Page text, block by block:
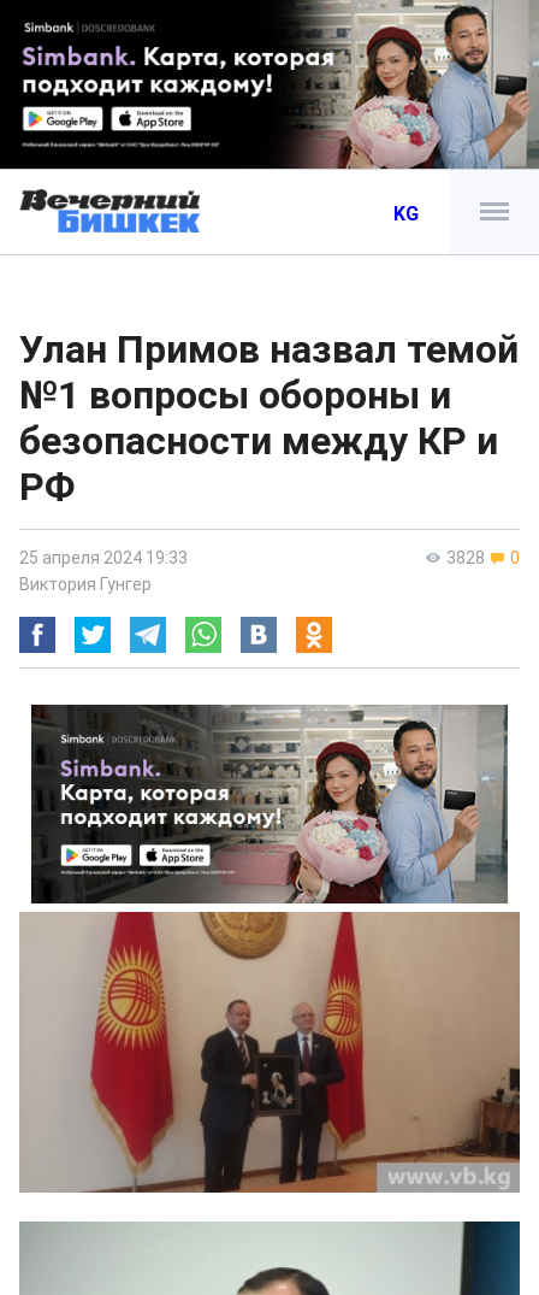
KG
Улан Примов назвал темой
№1 вопросы обороны и
безопасности между КР и
РФ
3828 0
25 апреля 2024 19:33
Виктория Гунгер